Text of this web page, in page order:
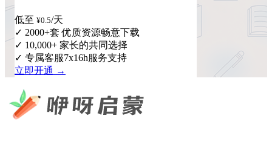
低至 ¥0.5/天
✓ 2000+套 优质资源畅意下载
✓ 10,000+ 家长的共同选择
✓ 专属客服7x16h服务支持
立即开通 →